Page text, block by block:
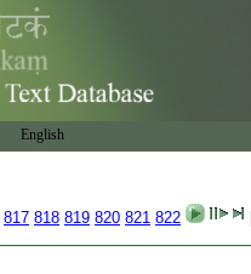
English
817 818 819 820 821 822